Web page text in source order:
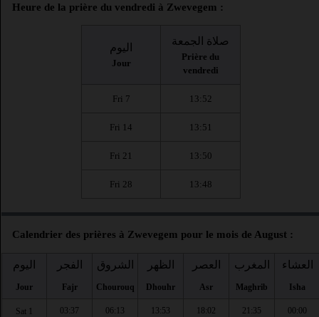
Heure de la prière du vendredi à Zwevegem :
اليوم
Jour
صلاة الجمعة
Prière du
vendredi
Fri 7 13:52
Fri 14 13:51
Fri 21 13:50
Fri 28 13:48
Calendrier des prières à Zwevegem pour le mois de August :
اليوم
Jour
الفجر
Fajr
الشروق
Chourouq
الظهر
Dhouhr
العصر
Asr
المغرب
Maghrib
العشاء
Isha
Sat 1 03:37 06:13 13:53 18:02 21:35 00:00